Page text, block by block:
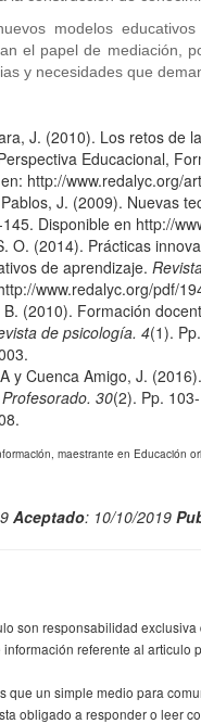
modelos
el papel de mediación,
y necesidades que
J. (2010). Los retos de
Educacional,
http://www.redalyc.org/
J. (2009). Nuevas
Disponible en http://
O. (2014). Prácticas
de aprendizaje.
www.redalyc.org/pdf/
B. (2010). Formación
de psicología. 4(1).
y Cuenca Amigo, J.
30(2). Pp.
maestrante en Educación
Aceptado: 10/10/2019
son responsabilidad exclusiva
referente al
que un simple medio para
obligado a responder o leer